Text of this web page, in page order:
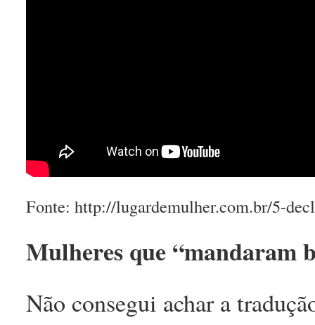
Fonte: http://lugardemulher.com.br/5-
Mulheres que “mandaram
Não consegui achar a